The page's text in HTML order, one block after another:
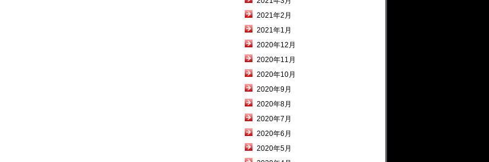
2021年2月
2021年1月
2020年12月
2020年11月
2020年10月
2020年9月
2020年8月
2020年7月
2020年6月
2020年5月